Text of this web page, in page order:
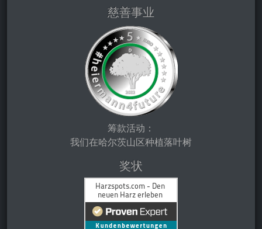
慈善事业
筹款活动：
我们在哈尔茨山区种植落叶树
奖状